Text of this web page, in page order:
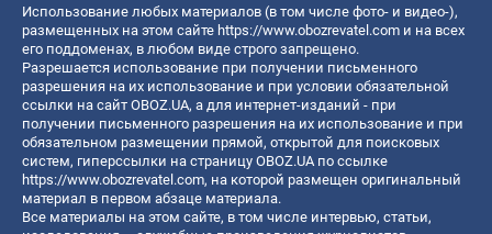
Использование любых материалов (в том числе фото- и видео-),
размещенных на этом сайте https://www.obozrevatel.com и на всех
его поддоменах, в любом виде строго запрещено.
Разрешается использование при получении письменного
разрешения на их использование и при условии обязательной
ссылки на сайт OBOZ.UA, а для интернет-изданий - при
получении письменного разрешения на их использование и при
обязательном размещении прямой, открытой для поисковых
систем, гиперссылки на страницу OBOZ.UA по ссылке
https://www.obozrevatel.com, на которой размещен оригинальный
материал в первом абзаце материала.
Все материалы на этом сайте, в том числе интервью, статьи,